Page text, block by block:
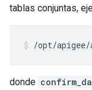
tablas conjuntas,
/opt/
donde